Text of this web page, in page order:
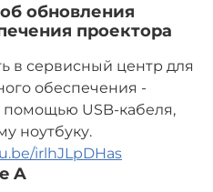
обновления
проектора​
в сервисный центр для
обеспечения -
помощью USB-кабеля,
ноутбуку.​
irlhJLpDHas
A